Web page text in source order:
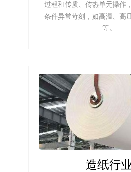
过程和传质、传热单元操作
条件异常苛刻，如高温、高
等。
造纸行